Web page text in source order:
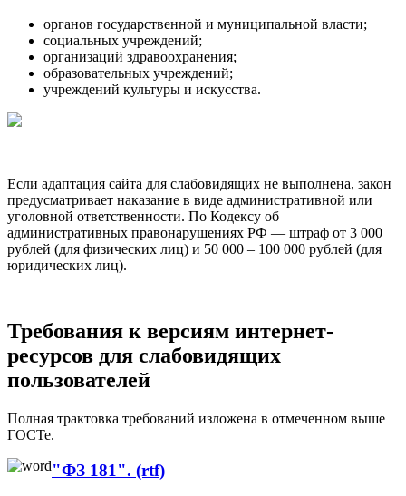
органов государственной и муниципальной власти;
социальных учреждений;
организаций здравоохранения;
образовательных учреждений;
учреждений культуры и искусства.
Если адаптация сайта для слабовидящих не выполнена, закон
предусматривает наказание в виде административной или
уголовной ответственности. По Кодексу об
административных правонарушениях РФ — штраф от 3 000
рублей (для физических лиц) и 50 000 – 100 000 рублей (для
юридических лиц).
Требования к версиям интернет-
ресурсов для слабовидящих
пользователей
Полная трактовка требований изложена в отмеченном выше
ГОСТе.
"ФЗ 181". (rtf)